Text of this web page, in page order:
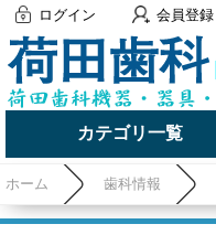
ログイン 会員登録
カテゴリ一覧
ホーム 歯科情報